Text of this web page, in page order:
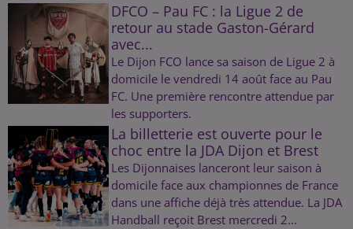
DFCO – Pau FC : la Ligue 2 de
retour au stade Gaston-Gérard
avec...
Le Dijon FCO lance sa saison de Ligue 2 à
domicile le vendredi 14 août face au Pau
FC. Une première rencontre attendue par
les supporters.
La billetterie est ouverte pour le
choc entre la JDA Dijon et Brest
Les Dijonnaises lanceront leur saison à
domicile face aux championnes de France
dans une affiche déjà très attendue. La JDA
Handball reçoit Brest mercredi 2...